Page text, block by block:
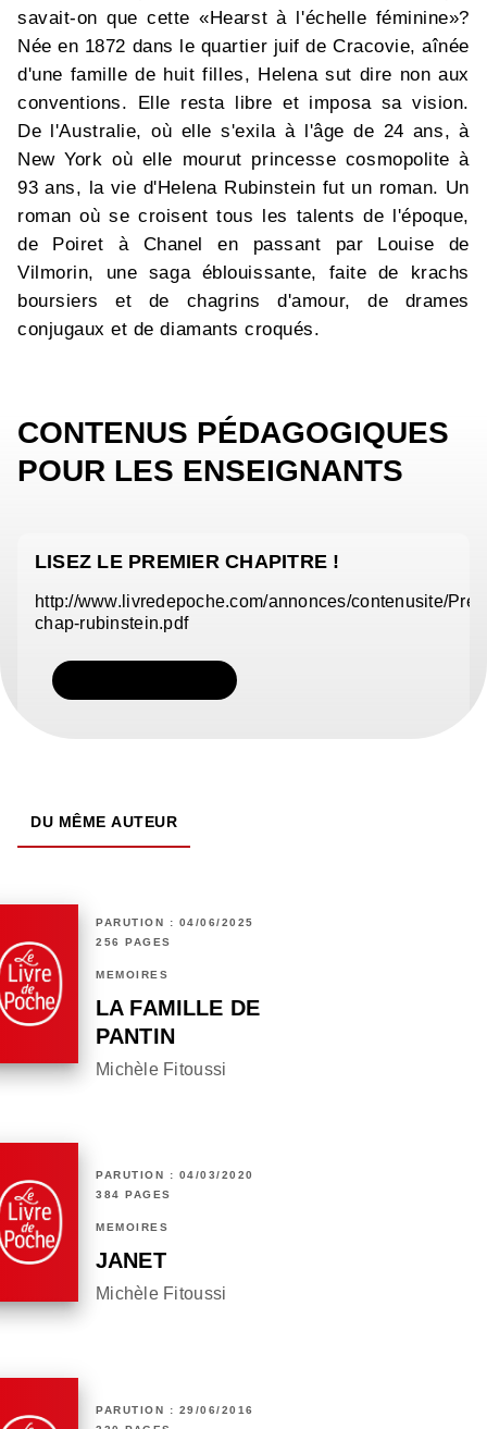
savait-on que cette «Hearst à l'échelle féminine»?
Née en 1872 dans le quartier juif de Cracovie, aînée
d'une famille de huit filles, Helena sut dire non aux
conventions. Elle resta libre et imposa sa vision.
De l'Australie, où elle s'exila à l'âge de 24 ans, à
New York où elle mourut princesse cosmopolite à
93 ans, la vie d'Helena Rubinstein fut un roman. Un
roman où se croisent tous les talents de l'époque,
de Poiret à Chanel en passant par Louise de
Vilmorin, une saga éblouissante, faite de krachs
boursiers et de chagrins d'amour, de drames
conjugaux et de diamants croqués.
CONTENUS PÉDAGOGIQUES
POUR LES ENSEIGNANTS
LISEZ LE PREMIER CHAPITRE !
http://www.livredepoche.com/annonces/contenusite/
chap-rubinstein.pdf
DU MÊME AUTEUR
PARUTION : 04/06/2025
256 PAGES
MÉMOIRES
LA FAMILLE DE
PANTIN
Michèle Fitoussi
PARUTION : 04/03/2020
384 PAGES
MÉMOIRES
JANET
Michèle Fitoussi
PARUTION : 29/06/2016